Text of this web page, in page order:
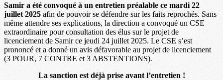
Samir a été convoqué à un entretien préalable ce mardi 22
juillet 2025 afin de pouvoir se défendre sur les faits reprochés. Sans
même attendre ses explications, la direction a convoqué un CSE
extraordinaire pour consultation des élus sur le projet de
licenciement de Samir ce jeudi 24 juillet 2025. Le CSE s’est
prononcé et a donné un avis défavorable au projet de licenciement
(3 POUR, 7 CONTRE et 3 ABSTENTIONS).
La sanction est déjà prise avant l’entretien !